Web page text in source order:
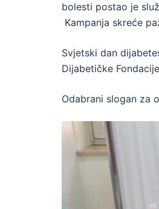
bolesti postao je
Kampanja skreće
Svjetski dan
Dijabetičke Fondacije
Odabrani slogan za